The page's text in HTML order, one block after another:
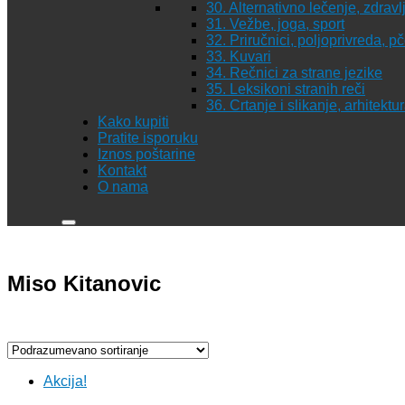
30. Alternativno lečenje,
31. Vežbe, joga, sport
32. Priručnici, poljoprivreda,
33. Kuvari
34. Rečnici za strane jezike
35. Leksikoni stranih reči
36. Crtanje i slikanje,
Kako kupiti
Pratite isporuku
Iznos poštarine
Kontakt
O nama
Miso Kitanovic
Akcija!